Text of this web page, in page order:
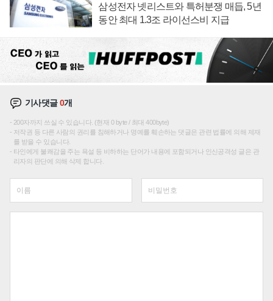
삼성전자 넷리스트와 특허분쟁 매듭, 5년
동안 최대 1.3조 라이선스비 지급
기사댓글0개
200자까지 쓰실 수 있습니다. (현재 0 byte / 최대 400byte)
저작권 등 다른 사람의 권리를 침해하거나 명예를 훼손하는 댓글은 관련 법률에 의해 제재
를 받을 수 있습니다.
타인에게 불쾌감을 주는 욕설 등 비하하는 단어가 내용에 포함되거나 인신공격성 글은 관
리자의 판단에 의해 삭제 합니다.